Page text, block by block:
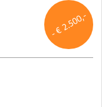
- € 2.500,-